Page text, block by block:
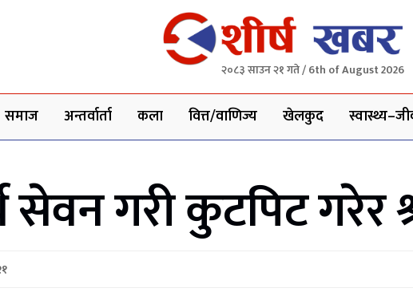
२०८३ साउन २१ गते / 6th of August 2026
समाज अन्तर्वार्ता कला वित्त/वाणिज्य खेलकुद
सेवन गरी कुटपिट गरेर